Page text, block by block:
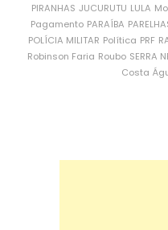
PIRANHAS JUCURUTU LULA
Pagamento PARAÍBA
POLÍCIA MILITAR Política PRF
Robinson Faria Roubo SERRA
Costa